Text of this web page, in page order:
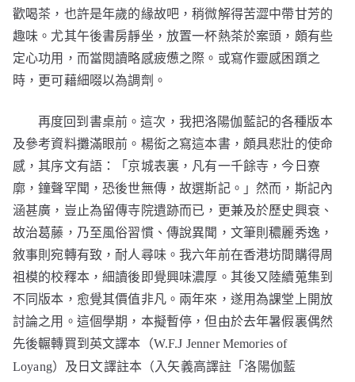
歡喝茶，也許是年歲的緣故吧，稍微解得苦澀中帶甘芳的
趣味。尤其午後書房靜坐，放置一杯熱茶於案頭，頗有些
定心功用，而當閱讀略感疲憊之際。或寫作靈感困躓之
時，更可藉細啜以為調劑。
再度回到書桌前。這次，我把洛陽伽藍記的各種版本
及參考資料攤滿眼前。楊衒之寫這本書，頗具悲壯的使命
感，其序文有語：「京城表裏，凡有一千餘寺，今日寮
廓，鐘聲罕聞，恐後世無傳，故選斯記。」然而，斯記內
涵甚廣，豈止為留傳寺院遺跡而已，更兼及於歷史興衰、
故治葛藤，乃至風俗習慣、傳說異聞，文筆則穠麗秀逸，
敘事則宛轉有致，耐人尋味。我六年前在香港坊間購得周
祖模的校釋本，細讀後即覺興味濃厚。其後又陸續蒐集到
不同版本，愈覺其價值非凡。兩年來，遂用為課堂上開放
討論之用。這個學期，本擬暫停，但由於去年暑假裏偶然
先後輾轉買到英文譯本（W.F.J Jenner Memories of
Loyang）及日文譯註本（入矢義高譯註「洛陽伽藍